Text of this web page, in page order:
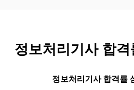
정보처리기사 합격
정보처리기사 합격률